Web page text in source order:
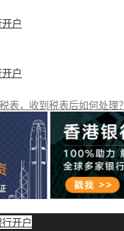
户
户
户
开户
开户
表，收到税表后如何处理？